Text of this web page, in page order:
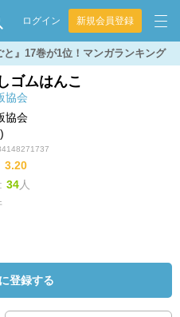
ログイン 新規会員登録
』17巻が1位！マンガランキング
ゴムはんこ
協会
協会
3.20
34人
登録する